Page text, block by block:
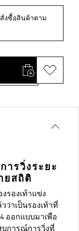
งซื้อสินค้าตาม
ารวิ่งระยะ
ยสถิติ
รองเท้าแข่ง
ว่าเป็นรองเท้าที่
ออกแบบมาเพื่อ
บการณ์การวิ่งที่